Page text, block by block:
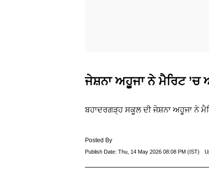
ਜੇਸ਼ਨਾ ਅਹੂਜਾ ਨੇ ਮੈਰਿਟ
ਬਹਾਦਰਗੜ੍ਹ ਸਕੂਲ ਦੀ ਜੇਸ਼ਨਾ ਅਹੂਜਾ ਨੇ
Posted By
Publish Date: Thu, 14 May 2026 08:08 PM (IST)